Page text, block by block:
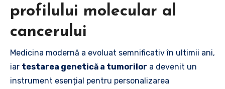
profilului molecular al
cancerului
Medicina modernă a evoluat semnificativ în ultimii ani,
iar testarea genetică a tumorilor a devenit un
instrument esențial pentru personalizarea